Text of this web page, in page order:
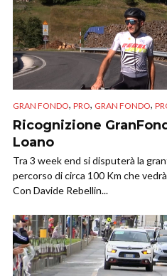
GRAN FONDO, PRO, GRAN FONDO,
Ricognizione
Loano
Tra 3 week end si disputerà la
percorso di circa 100 Km che
Con Davide Rebellin...